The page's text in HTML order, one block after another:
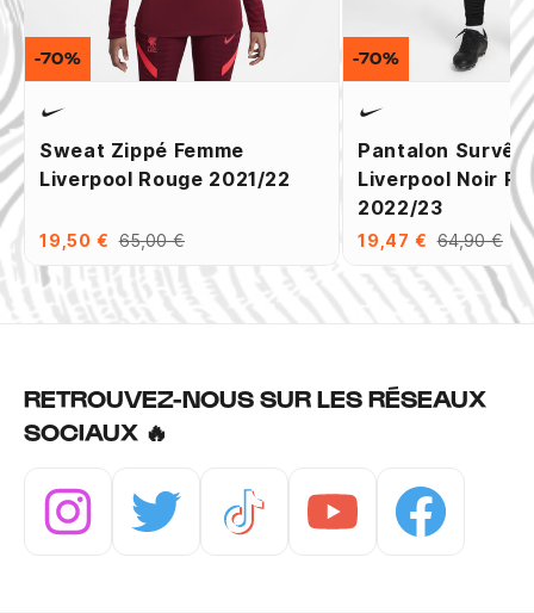
Sweat Zippé Femme
Liverpool Rouge 2021/22
19,50 € 65,00 €
-70%
Pantalon
Liverpool Noir
2022/23
19,47 € 64,90 €
-70%
RETROUVEZ-NOUS SUR LES RÉSEAUX
SOCIAUX 🔥